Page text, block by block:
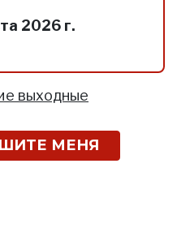
2026 г.
выходные
МЕНЯ